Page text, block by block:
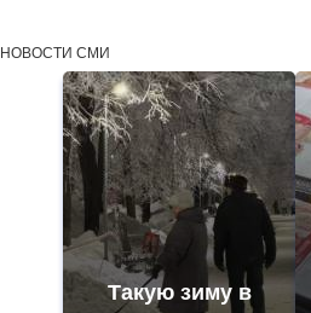
НОВОСТИ СМИ
Такую зиму в